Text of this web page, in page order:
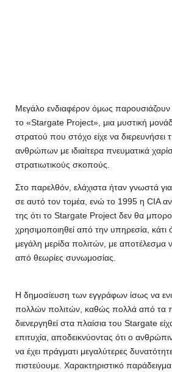
Μεγάλο ενδιαφέρον όμως
το «Stargate Project», μια μυστική
στρατού που στόχο είχε να διερευνήσει
ανθρώπων με ιδιαίτερα πνευματικά
στρατιωτικούς σκοπούς.
Στο παρελθόν, ελάχιστα ήταν γνωστά
σε αυτό τον τομέα, ενώ το 1995 η CIA
της ότι το Stargate Project δεν θα
χρησιμοποιηθεί από την υπηρεσία,
μεγάλη μερίδα πολιτών, με αποτέλεσμα
από θεωρίες συνωμοσίας.
Η δημοσίευση των εγγράφων ίσως να
πολλών πολιτών, καθώς πολλά από τα
διενεργηθεί στα πλαίσια του Stargate
επιτυχία, αποδεικνύοντας ότι ο
να έχει πράγματι μεγαλύτερες
πιστεύουμε. Χαρακτηριστικό παράδειγμα